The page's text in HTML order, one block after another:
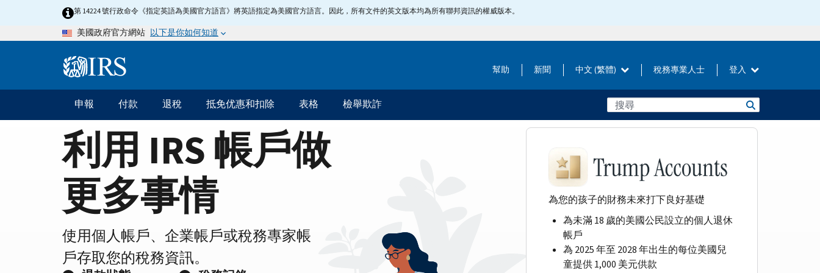
Page
第 14224 號行政命令《指定英語為美國官方語言》將英語指定為美國官方語言。因此，所有文件的英文版本均為所有聯邦資訊的權威版本。
美國政府官方網站 以下是你如何知道
Information 幫助 新聞 中文 (繁體) 稅務專業人士 登入
主
要
導
航
申報 付款 退稅 抵免优惠和扣除 表格 檢舉欺詐
利用 IRS 帳戶做
更多事情
使用個人帳戶、企業帳戶或稅務專家帳
戶存取您的稅務資訊。
為您的孩子的財務未來打下良好基礎
為未滿 18 歲的美國公民設立的個人退休
帳戶
為 2025 年至 2028 年出生的每位美國兒
童提供 1,000 美元供款